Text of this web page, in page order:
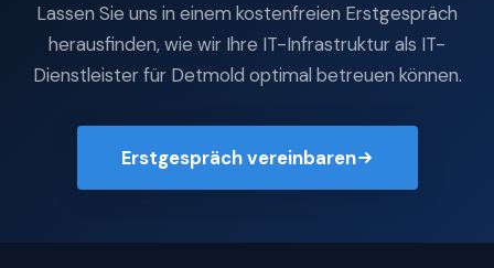
Lassen Sie uns in einem kostenfreien Erstgespräch
herausfinden, wie wir Ihre IT-Infrastruktur als IT-
Dienstleister für Detmold optimal betreuen können.
Erstgespräch vereinbaren